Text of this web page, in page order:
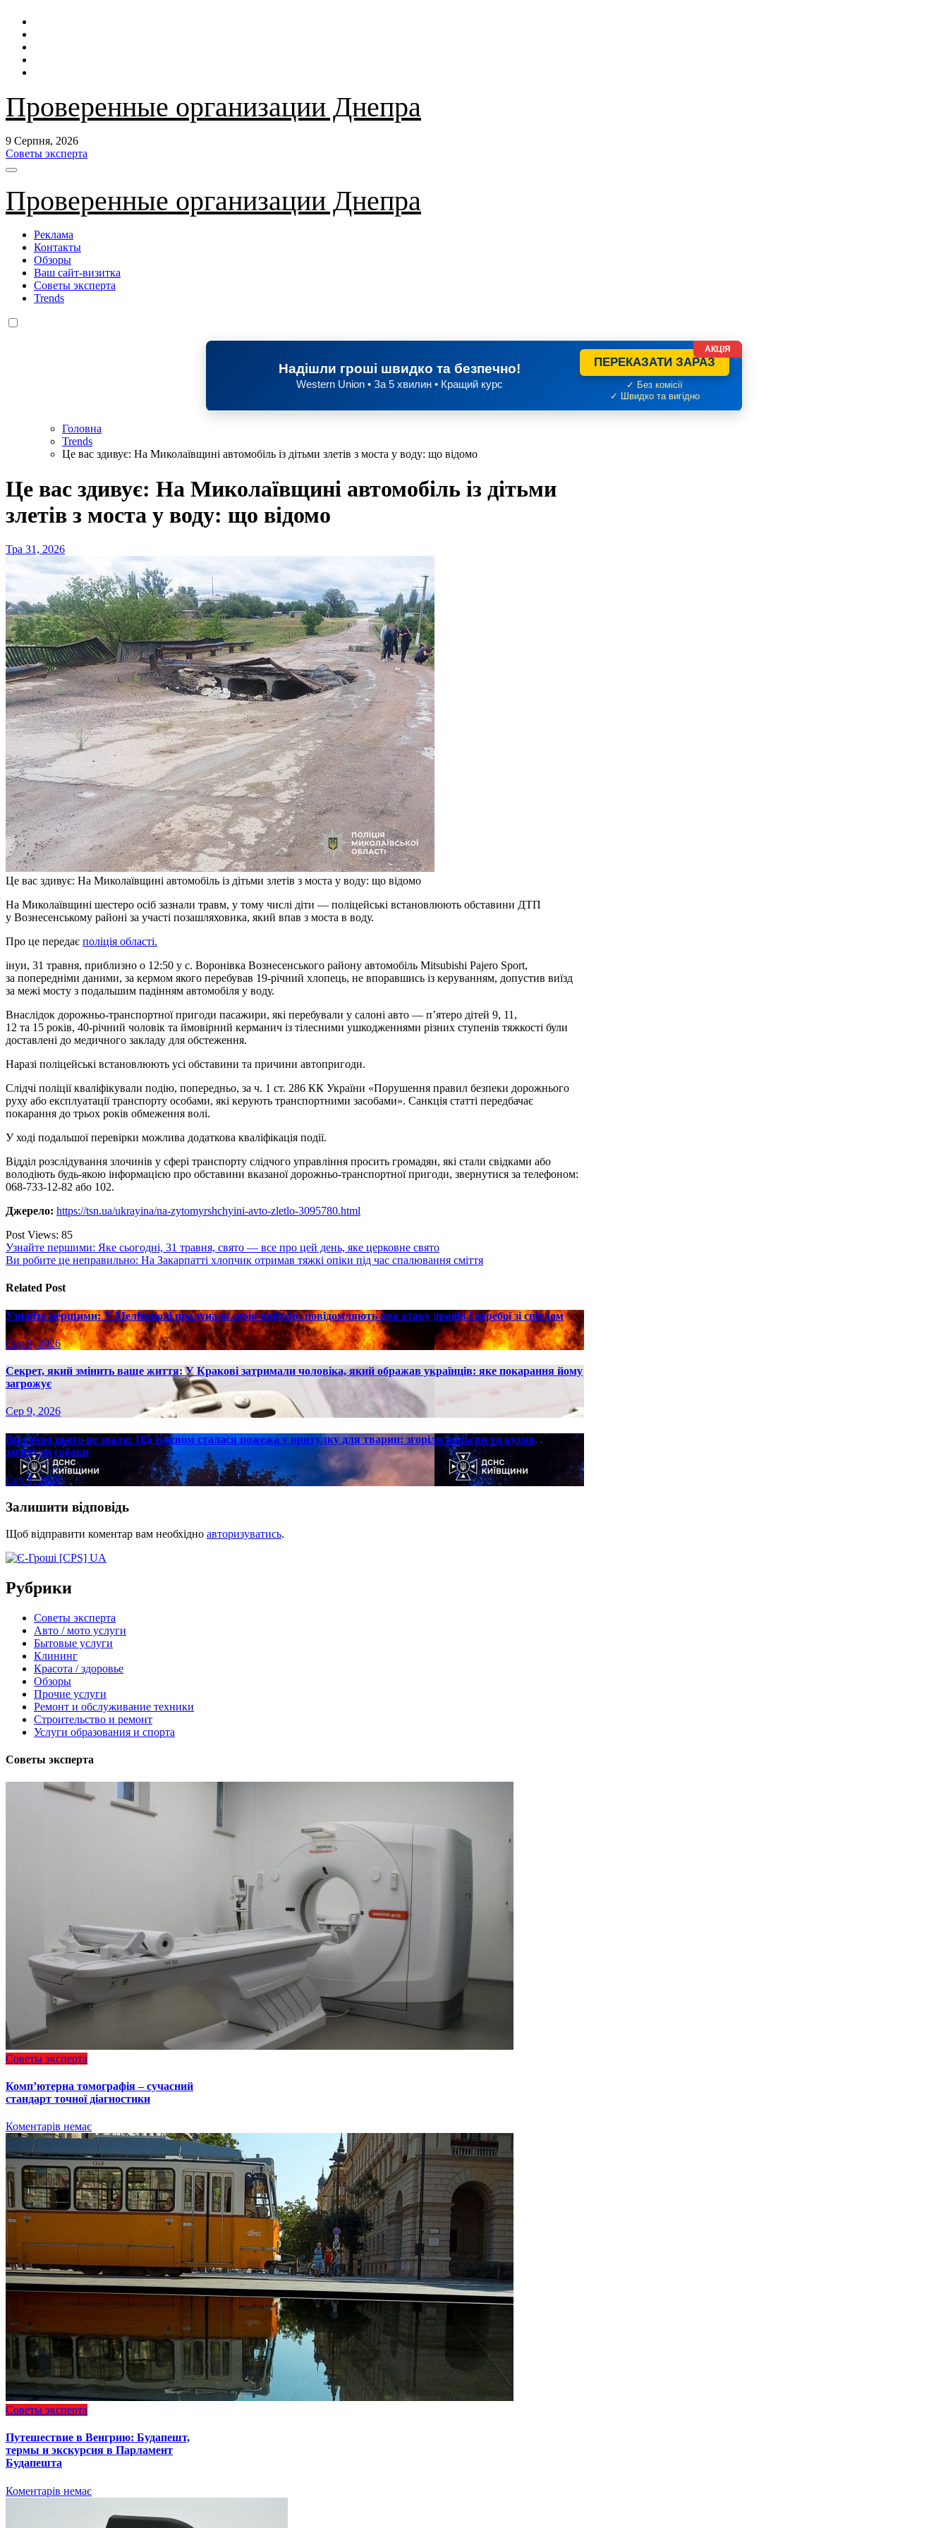
Перейти
контенту
Проверенные организации Днепра
9 Серпня, 2026
Советы эксперта
Проверенные организации Днепра
Реклама
Контакты
Обзоры
Ваш сайт-визитка
Советы эксперта
Trends
Надішли гроші швидко та безпечно!
Western Union • За 5 хвилин • Кращий курс
ПЕРЕКАЗАТИ ЗАРАЗ
✓ Без комісії
✓ Швидко та вигідно
АКЦІЯ
Головна
Trends
Це вас здивує: На Миколаївщині автомобіль із дітьми злетів з моста у воду: що відомо
Це вас здивує: На Миколаївщині автомобіль із дітьми
злетів з моста у воду: що відомо
Тра 31, 2026
Це вас здивує: На Миколаївщині автомобіль із дітьми злетів з моста у воду: що відомо
На Миколаївщині шестеро осіб зазнали травм, у тому числі діти — поліцейські встановлюють обставини ДТП
у Вознесенському районі за участі позашляховика, який впав з моста в воду.
Про це передає поліція області.
інуи, 31 травня, приблизно о 12:50 у с. Воронівка Вознесенського району автомобіль Mitsubishi Pajero Sport,
за попередніми даними, за кермом якого перебував 19-річний хлопець, не впоравшись із керуванням, допустив виїзд
за межі мосту з подальшим падінням автомобіля у воду.
Внаслідок дорожньо-транспортної пригоди пасажири, які перебували у салоні авто — п’ятеро дітей 9, 11,
12 та 15 років, 40-річний чоловік та ймовірний керманич із тілесними ушкодженнями різних ступенів тяжкості були
доставлені до медичного закладу для обстеження.
Наразі поліцейські встановлюють усі обставини та причини автопригоди.
Слідчі поліції кваліфікували подію, попередньо, за ч. 1 ст. 286 КК України «Порушення правил безпеки дорожнього
руху або експлуатації транспорту особами, які керують транспортними засобами». Санкція статті передбачає
покарання до трьох років обмеження волі.
У ході подальшої перевірки можлива додаткова кваліфікація події.
Відділ розслідування злочинів у сфері транспорту слідчого управління просить громадян, які стали свідками або
володіють будь-якою інформацією про обставини вказаної дорожньо-транспортної пригоди, звернутися за телефоном:
068-733-12-82 або 102.
Джерело: https://tsn.ua/ukrayina/na-zytomyrshchyini-avto-zletlo-3095780.html
Post Views: 85
Навігація
записів
Узнайте першими: Яке сьогодні, 31 травня, свято — все про цей день, яке церковне свято
Ви робите це неправильно: На Закарпатті хлопчик отримав тяжкі опіки під час спалювання сміття
Related Post
Узнайте першими: У Мелітополі пролунала серія вибухів: повідомляють про атаку дронів і перебої зі світлом
Сер 9, 2026
Секрет, який змінить ваше життя: У Кракові затримали чоловіка, який ображав українців: яке покарання йому
загрожує
Сер 9, 2026
Ви точно цього не знали: Під Києвом сталася пожежа у притулку для тварин: згоріли вольєри та кухня,
загинули собаки
Сер 8, 2026
Залишити відповідь
Щоб відправити коментар вам необхідно авторизуватись.
Рубрики
Советы эксперта
Авто / мото услуги
Бытовые услуги
Клининг
Красота / здоровье
Обзоры
Прочие услуги
Ремонт и обслуживание техники
Строительство и ремонт
Услуги образования и спорта
Советы эксперта
Советы эксперта
Комп’ютерна томографія – сучасний
стандарт точної діагностики
Коментарів немає
Советы эксперта
Путешествие в Венгрию: Будапешт,
термы и экскурсия в Парламент
Будапешта
Коментарів немає